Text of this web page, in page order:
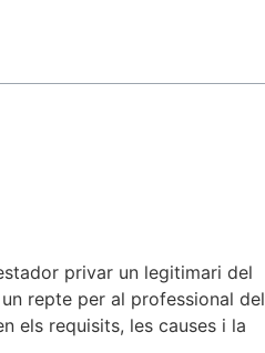
privar un legitimari del
repte per al professional del
els requisits, les causes i la